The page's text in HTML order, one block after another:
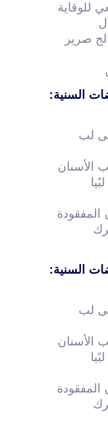
للوقاية
صرير
السنية:
لب
الأسنان
المفقودة
السنية:
لب
الأسنان
المفقودة